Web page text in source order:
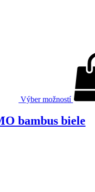
Výber možností
bambus biele